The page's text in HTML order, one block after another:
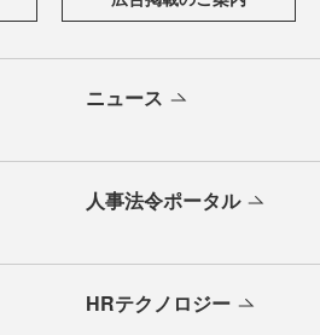
ニュース
人事法令ポータル
HRテクノロジー